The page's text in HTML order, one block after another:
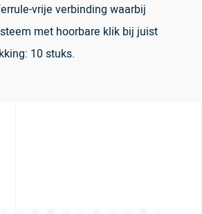
vrije verbinding waarbij
met hoorbare klik bij juist
10 stuks.